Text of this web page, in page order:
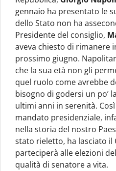
gennaio ha presentato le
dello Stato non ha
Presidente del consiglio,
aveva chiesto di rimanere
prossimo giugno.
che la sua età non gli
quel ruolo come avrebbe
bisogno di godersi un po’
ultimi anni in serenità.
mandato presidenziale,
nella storia del nostro
stato rieletto, ha lasciato il
parteciperà alle elezioni
qualità di senatore a vita.